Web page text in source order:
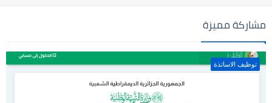
مشاركة مميزة
توظيف الاساتذة